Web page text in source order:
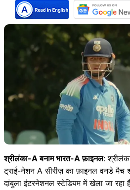
श्रीलंका-A बनाम भारत-A फ़ाइनल:
ट्राई-नेशन A सीरीज़ का फ़ाइनल वनडे मैच
दांबुला इंटरनेशनल स्टेडियम में खेला जा